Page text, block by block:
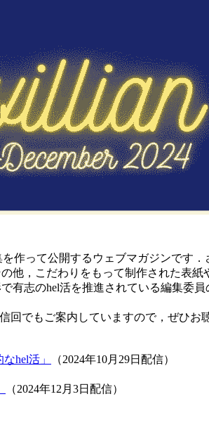
作って公開するウェブマガジンです
他，こだわりをもって制作された表紙
有志のhel活を推進されている編集委員
回でもご案内していますので，ぜひ
hel活」
（2024年10月29日配信）
（2024年12月3日配信）